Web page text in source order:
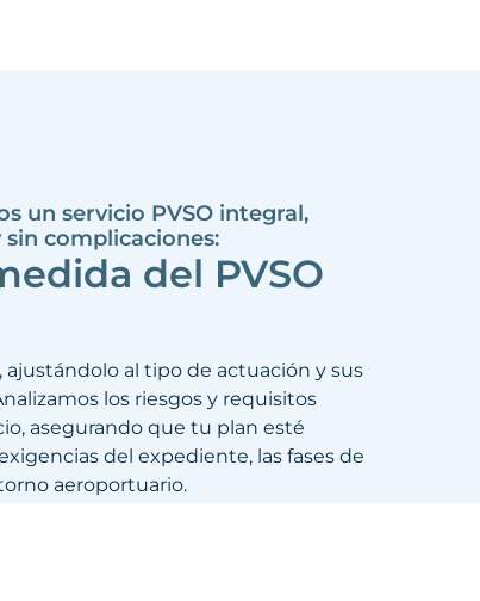
un servicio PVSO integral,
sin complicaciones:
del PVSO
ajustándolo al tipo de actuación y sus
los riesgos y requisitos
asegurando que tu plan esté
del expediente, las fases de
aeroportuario.